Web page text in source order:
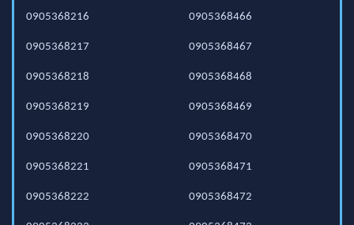
0905368216
0905368217
0905368218
0905368219
0905368220
0905368221
0905368222
0905368466
0905368467
0905368468
0905368469
0905368470
0905368471
0905368472